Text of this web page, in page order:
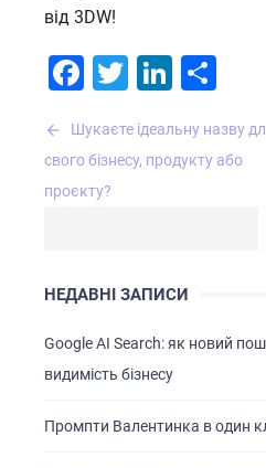
від 3DW!
Facebook
Twitter
Навігація
записів
Шукаєте ідеальну назву
свого бізнесу, продукту або
проєкту?
НЕДАВНІ ЗАПИСИ
Google AI Search: як новий
видимість бізнесу
Промпти Валентинка в один